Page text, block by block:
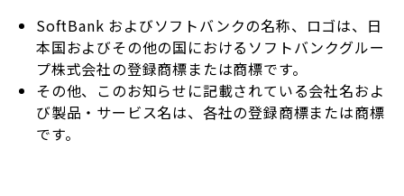
SoftBank およびソフトバンクの名称、ロゴは、日
本国およびその他の国におけるソフトバンクグルー
プ株式会社の登録商標または商標です。
その他、このお知らせに記載されている会社名およ
び製品・サービス名は、各社の登録商標または商標
です。